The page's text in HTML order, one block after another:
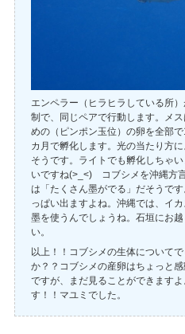
エンペラー（ヒラヒラしている所
制で、同じペアで行動します。メ
めの（ピンポン玉位）の卵を全部
カ月で孵化します。光の当たり方
そうです。ライトでも孵化しちゃ
いですね(>_<) コブシメを沖縄方
は「たくさん墨がでる」だそうで
っぱい出ますよね。沖縄では、イ
墨を使うんでしょうね。石垣にお
い。
以上！！コブシメの生体について
か？？コブシメの産卵はちょっと
ですが、まだ見ることができます
す！！マユミでした。